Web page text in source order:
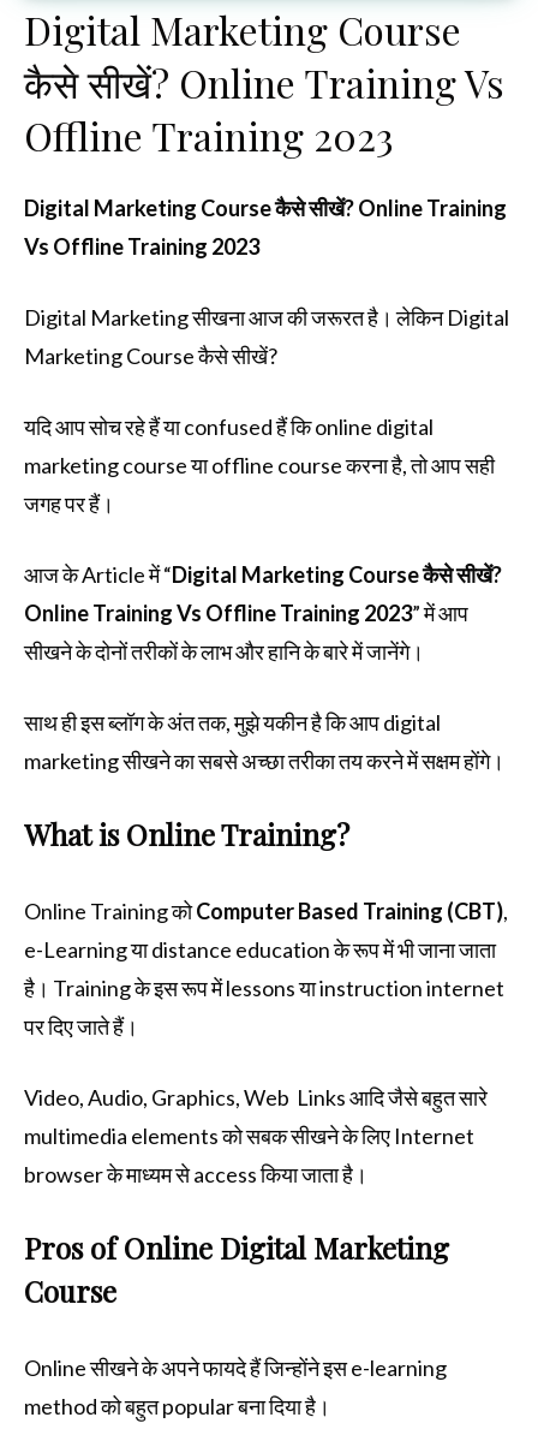
Digital Marketing Course
कैसे सीखें? Online Training Vs
Offline Training 2023
Digital Marketing Course कैसे सीखें? Online Training
Vs Offline Training 2023
Digital Marketing सीखना आज की जरूरत है। लेकिन Digital
Marketing Course कैसे सीखें?
यदि आप सोच रहे हैं या confused हैं कि online digital
marketing course या offline course करना है, तो आप सही
जगह पर हैं।
आज के Article में “Digital Marketing Course कैसे सीखें?
Online Training Vs Offline Training 2023” में आप
सीखने के दोनों तरीकों के लाभ और हानि के बारे में जानेंगे।
साथ ही इस ब्लॉग के अंत तक, मुझे यकीन है कि आप digital
marketing सीखने का सबसे अच्छा तरीका तय करने में सक्षम होंगे।
What is Online Training?
Online Training कोComputer Based Training (CBT),
e-Learning या distance education के रूप में भी जाना जाता
है। Training के इस रूप में lessons या instruction internet
पर दिए जाते हैं।
Video, Audio, Graphics, Web Links आदि जैसे बहुत सारे
multimedia elements को सबक सीखने के लिए Internet
browser के माध्यम से access किया जाता है।
Pros of Online Digital Marketing
Course
Online सीखने के अपने फायदे हैं जिन्होंने इस e-learning
method को बहुत popular बना दिया है।